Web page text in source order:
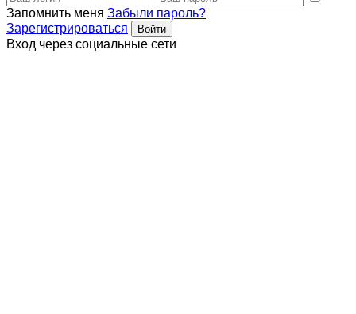
Запомнить меня Забыли пароль?
Зарегистрироваться
Вход через социальные сети